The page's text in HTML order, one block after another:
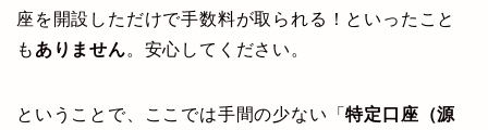
座を開設しただけで手数料が取られる！といったこと
も ありません。安心してください。
ということで、ここでは手間の少ない「特定口座（源